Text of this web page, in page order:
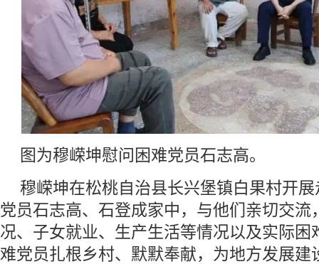
图为穆嵘坤慰问困难党员石志高。
穆嵘坤在松桃自治县长兴堡镇白果村开
党员石志高、石登成家中，与他们亲切交流
况、子女就业、生产生活等情况以及实际困
难党员扎根乡村、默默奉献，为地方发展建